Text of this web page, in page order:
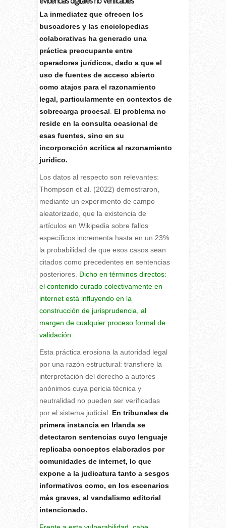
La inmediatez que ofrecen los
buscadores y las enciclopedias
colaborativas ha generado una
práctica preocupante entre
operadores jurídicos, dado a que el
uso de fuentes de acceso abierto
como atajos para el razonamiento
legal, particularmente en contextos de
sobrecarga procesal
El problema no
reside en la consulta ocasional de
esas fuentes, sino en su
incorporación acrítica al razonamiento
jurídico.
Los datos al respecto son relevantes:
Thompson et al. (2022) demostraron,
mediante un experimento de campo
aleatorizado, que la existencia de
artículos en Wikipedia sobre fallos
específicos incrementa hasta en un 23%
la probabilidad de que esos casos sean
citados como precedentes en sentencias
posteriores. Dicho en términos directos:
el contenido curado colectivamente en
internet está influyendo en la
construcción de jurisprudencia, al
margen de cualquier proceso formal de
validación.
Esta práctica erosiona la autoridad legal
por una razón estructural: transfiere la
interpretación del derecho a autores
anónimos cuya pericia técnica y
neutralidad no pueden ser verificadas
por el sistema judicial. En tribunales de
primera instancia en Irlanda se
detectaron sentencias cuyo lenguaje
replicaba conceptos elaborados por
comunidades de internet, lo que
expone a la judicatura tanto a sesgos
informativos como, en los escenarios
más graves, al vandalismo editorial
intencionado.